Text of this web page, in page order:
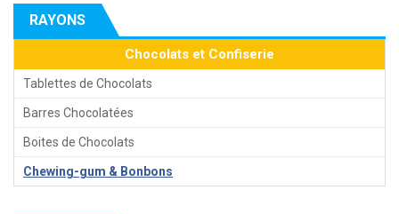
RAYONS
Chocolats et Confiserie
Tablettes de Chocolats
Barres Chocolatées
Boites de Chocolats
Chewing-gum & Bonbons